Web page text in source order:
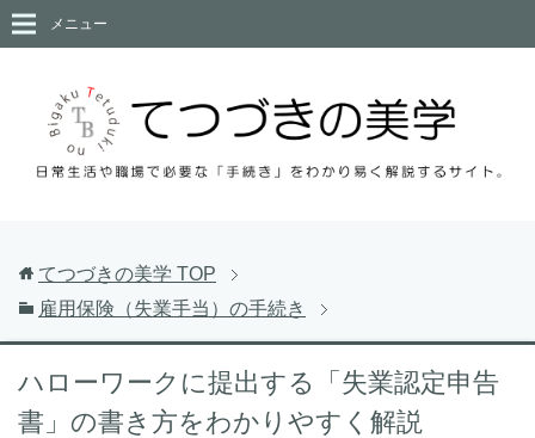
メニュー
てつづきの美学 TOP
雇用保険（失業手当）の手続き
ハローワークに提出する「失業認定申告
書」の書き方をわかりやすく解説